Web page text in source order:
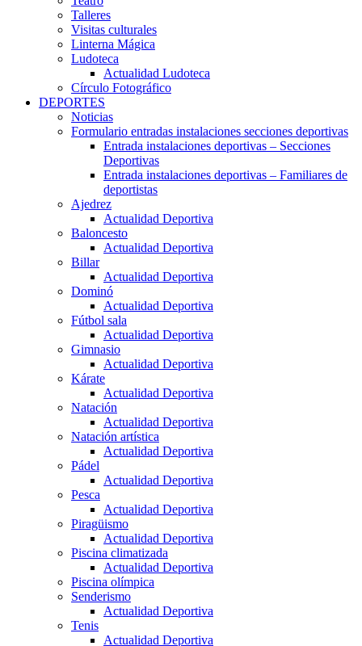
Talleres
Visitas culturales
Linterna Mágica
Ludoteca
Actualidad Ludoteca
Círculo Fotográfico
DEPORTES
Noticias
Formulario entradas instalaciones secciones deportivas
Entrada instalaciones deportivas – Secciones
Deportivas
Entrada instalaciones deportivas – Familiares de
deportistas
Ajedrez
Actualidad Deportiva
Baloncesto
Actualidad Deportiva
Billar
Actualidad Deportiva
Dominó
Actualidad Deportiva
Fútbol sala
Actualidad Deportiva
Gimnasio
Actualidad Deportiva
Kárate
Actualidad Deportiva
Natación
Actualidad Deportiva
Natación artística
Actualidad Deportiva
Pádel
Actualidad Deportiva
Pesca
Actualidad Deportiva
Piragüismo
Actualidad Deportiva
Piscina climatizada
Actualidad Deportiva
Piscina olímpica
Senderismo
Actualidad Deportiva
Tenis
Actualidad Deportiva